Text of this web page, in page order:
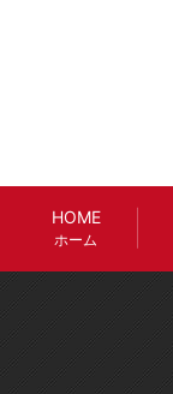
HOME
ホーム